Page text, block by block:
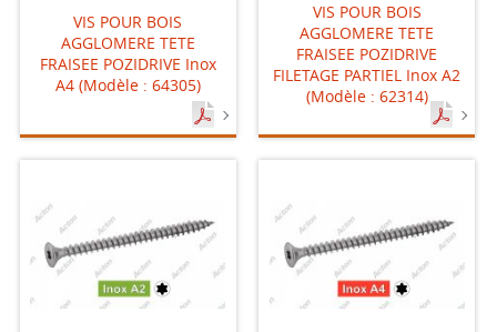
VIS POUR BOIS
AGGLOMERE TETE
FRAISEE POZIDRIVE Inox
A4 (Modèle : 64305)
VIS POUR BOIS
AGGLOMERE TETE
FRAISEE POZIDRIVE
FILETAGE PARTIEL Inox A2
(Modèle : 62314)